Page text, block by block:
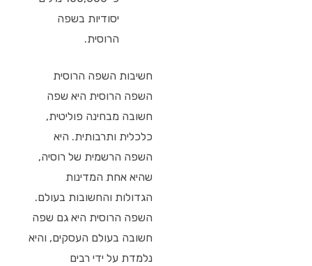
יסודיות בשפה
הרוסית.
חשיבות השפה הרוסית
השפה הרוסית היא שפה
חשובה מבחינה פוליטית,
כלכלית ותרבותית. היא
השפה הרשמית של רוסיה,
שהיא אחת המדינות
הגדולות והחשובות בעולם.
השפה הרוסית היא גם שפה
חשובה בעולם העסקים, והיא
נלמדת על ידי רבים